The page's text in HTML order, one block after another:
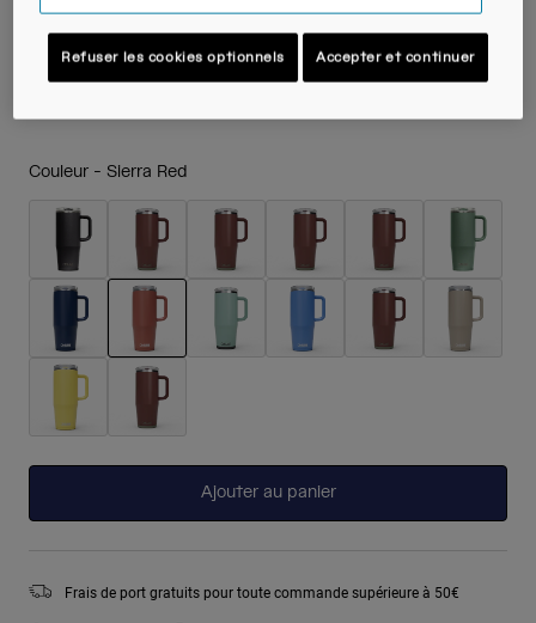
Article n°38289-D47-OS
Price reduced from
39,99 €to23,99 € 40% OFF
Couleur - Sierra Red
sélectionné
Ajouter au panier
Frais de port gratuits pour toute commande supérieure à 50€
Refuser les cookies optionnels Accepter et continuer